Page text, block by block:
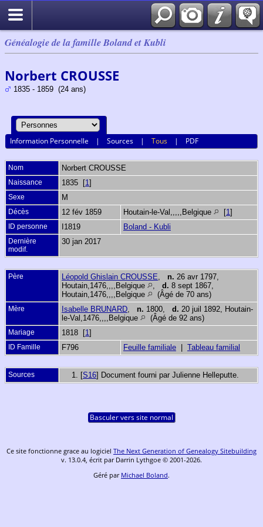
Généalogie de la famille Boland et Kubli
Norbert CROUSSE
1835 - 1859 (24 ans)
Information Personnelle |Sources |Tous | PDF
Nom Norbert CROUSSE
Naissance 1835 [1 ]
Sexe M
Décès 12 fév 1859 Houtain-le-Val,,,,,Belgique [1 ]
ID personne I1819 Boland - Kubli
Dernière
modif.
30 jan 2017
Père Léopold Ghislain CROUSSE n. 26 avr 1797,
Houtain,1476,,,,Belgique
d. 8 sept 1867,
Houtain,1476,,,,Belgique
(Âgé de 70 ans)
Mère Isabelle BRUNARD n. 1800, d. 20 juil 1892, Houtain-
le-Val,1476,,,,Belgique
(Âgé de 92 ans)
Mariage 1818 [1 ]
ID Famille F796 Feuille familiale Tableau familial
Sources [S16] Document fourni par Julienne Helleputte.
Basculer vers site normal
Ce site fonctionne grace au logiciel The Next Generation of Genealogy Sitebuilding
v. 13.0.4, écrit par Darrin Lythgoe © 2001-2026.
Géré par Michael Boland.